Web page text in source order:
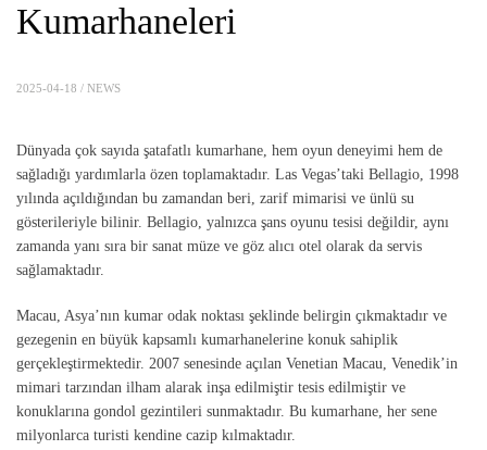
Kumarhaneleri
2025-04-18 / NEWS
Dünyada çok sayıda şatafatlı kumarhane, hem oyun deneyimi hem de
sağladığı yardımlarla özen toplamaktadır. Las Vegas’taki Bellagio, 1998
yılında açıldığından bu zamandan beri, zarif mimarisi ve ünlü su
gösterileriyle bilinir. Bellagio, yalnızca şans oyunu tesisi değildir, aynı
zamanda yanı sıra bir sanat müze ve göz alıcı otel olarak da servis
sağlamaktadır.
Macau, Asya’nın kumar odak noktası şeklinde belirgin çıkmaktadır ve
gezegenin en büyük kapsamlı kumarhanelerine konuk sahiplik
gerçekleştirmektedir. 2007 senesinde açılan Venetian Macau, Venedik’in
mimari tarzından ilham alarak inşa edilmiştir tesis edilmiştir ve
konuklarına gondol gezintileri sunmaktadır. Bu kumarhane, her sene
milyonlarca turisti kendine cazip kılmaktadır.